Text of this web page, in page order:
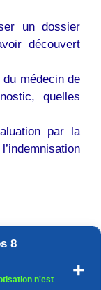
un dossier
découvert
médecin de
quelles
par la
8
n'est